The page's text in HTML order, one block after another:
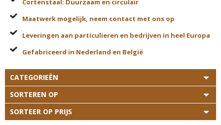
Cortenstaal: Duurzaam en circulair
Maatwerk mogelijk, neem contact met ons op
Leveringen aan particulieren en bedrijven in heel Europa
Gefabriceerd in Nederland en België
CATEGORIEËN
SORTEREN OP
SORTEER OP PRIJS